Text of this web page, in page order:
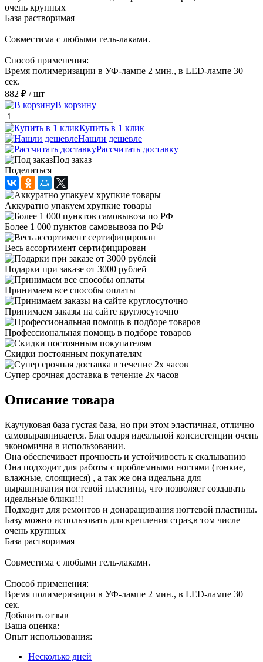
очень крупных
База растворимая
Совместима с любыми гель-лаками.
Способ применения:
Время полимеризации в УФ-лампе 2 мин., в LED-лампе 30
сек.
882 ₽ / шт
В корзину
Купить в 1 клик
Нашли дешевле
Рассчитать доставку
Под заказ
Поделиться
Аккуратно упакуем хрупкие товары
Более 1 000 пунктов самовывоза по РФ
Весь ассортимент сертифицирован
Подарки при заказе от 3000 рублей
Принимаем все способы оплаты
Принимаем заказы на сайте круглосуточно
Профессиональная помощь в подборе товаров
Скидки постоянным покупателям
Супер срочная доставка в течение 2х часов
Описание товара
Каучуковая база густая база, но при этом эластичная, отлично
самовыравнивается. Благодаря идеальной консистенции очень
экономична в использовании.
Она обеспечивает прочность и устойчивость к скалыванию
Она подходит для работы с проблемными ногтями (тонкие,
влажные, слоящиеся) , а так же она идеальна для
выравнивания ногтевой пластины, что позволяет создавать
идеальные блики!!!
Подходит для ремонтов и донаращивания ногтевой пластины.
Базу можно использовать для крепления страз,в том числе
очень крупных
База растворимая
Совместима с любыми гель-лаками.
Способ применения:
Время полимеризации в УФ-лампе 2 мин., в LED-лампе 30
сек.
Добавить отзыв
Ваша оценка:
Опыт использования:
Несколько дней